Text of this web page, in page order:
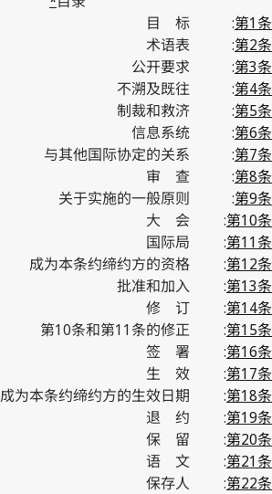
第1条
:
目 标
第2条
:
术语表
第3条
:
公开要求
第4条
:
不溯及既往
第5条
:
制裁和救济
第6条
:
信息系统
第7条
:
与其他国际协定的关系
第8条
:
审 查
第9条
:
关于实施的一般原则
第10条
:
大 会
第11条
:
国际局
第12条
:
成为本条约缔约方的资格
第13条
:
批准和加入
第14条
:
修 订
第15条
:
第10条和第11条的修正
第16条
:
签 署
第17条
:
生 效
第18条
:
成为本条约缔约方的生效日期
第19条
:
退 约
第20条
:
保 留
第21条
:
语 文
第22条
:
保存人